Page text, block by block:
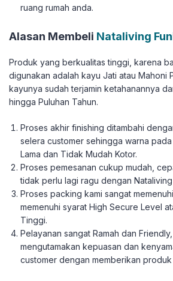
ruang rumah anda.
Alasan Membeli Nataliving
Produk yang berkualitas tinggi, karena
digunakan adalah kayu Jati atau Mahoni
kayunya sudah terjamin ketahanannya
hingga Puluhan Tahun.
Proses akhir finishing ditambahi
selera customer sehingga warna
Lama dan Tidak Mudah Kotor.
Proses pemesanan cukup mudah,
tidak perlu lagi ragu dengan
Proses packing kami sangat
memenuhi syarat High Secure Level
Tinggi.
Pelayanan sangat Ramah dan
mengutamakan kepuasan dan
customer dengan memberikan